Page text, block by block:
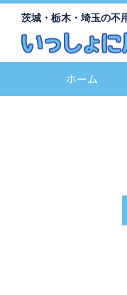
茨城・栃木・埼玉の不
ホーム